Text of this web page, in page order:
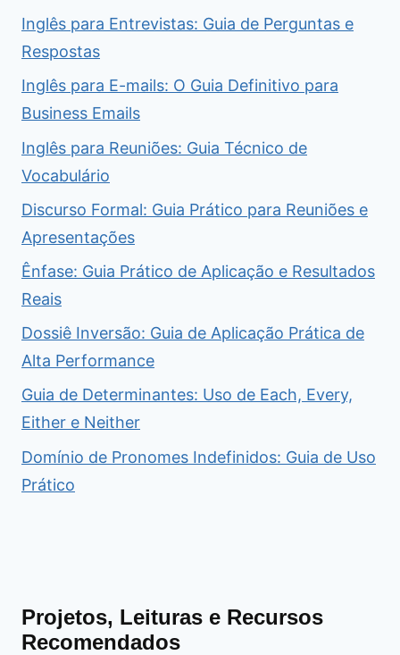
Inglês para Entrevistas: Guia de Perguntas e
Respostas
Inglês para E-mails: O Guia Definitivo para
Business Emails
Inglês para Reuniões: Guia Técnico de
Vocabulário
Discurso Formal: Guia Prático para Reuniões e
Apresentações
Ênfase: Guia Prático de Aplicação e Resultados
Reais
Dossiê Inversão: Guia de Aplicação Prática de
Alta Performance
Guia de Determinantes: Uso de Each, Every,
Either e Neither
Domínio de Pronomes Indefinidos: Guia de Uso
Prático
Projetos, Leituras e Recursos
Recomendados